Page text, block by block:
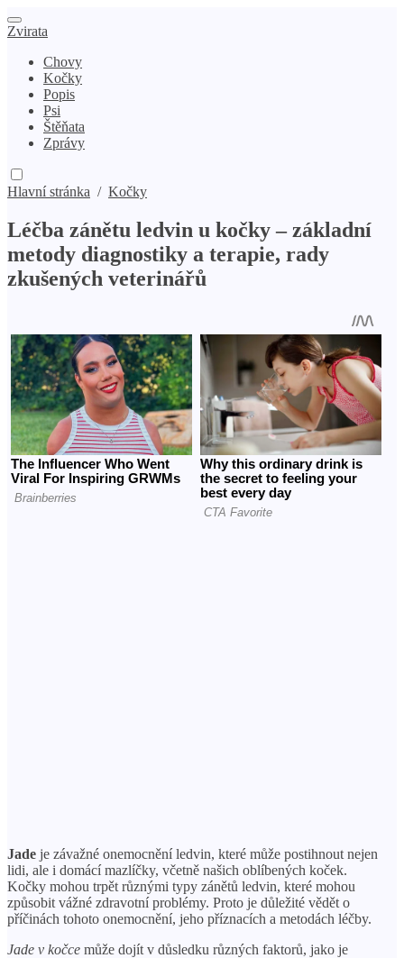
Zvirata
Chovy
Kočky
Popis
Psi
Štěňata
Zprávy
Hlavní stránka / Kočky
Léčba zánětu ledvin u kočky – základní
metody diagnostiky a terapie, rady
zkušených veterinářů
Jade je závažné onemocnění ledvin, které může postihnout nejen
lidi, ale i domácí mazlíčky, včetně našich oblíbených koček.
Kočky mohou trpět různými typy zánětů ledvin, které mohou
způsobit vážné zdravotní problémy. Proto je důležité vědět o
příčinách tohoto onemocnění, jeho příznacích a metodách léčby.
Jade v kočce může dojít v důsledku různých faktorů, jako je